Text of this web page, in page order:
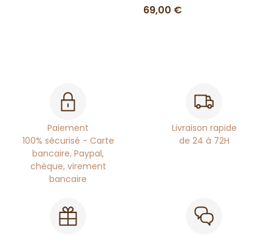
69,00 €
Paiement
100% sécurisé - Carte
bancaire, Paypal,
chèque, virement
bancaire
Livraison rapide
de 24 à 72H